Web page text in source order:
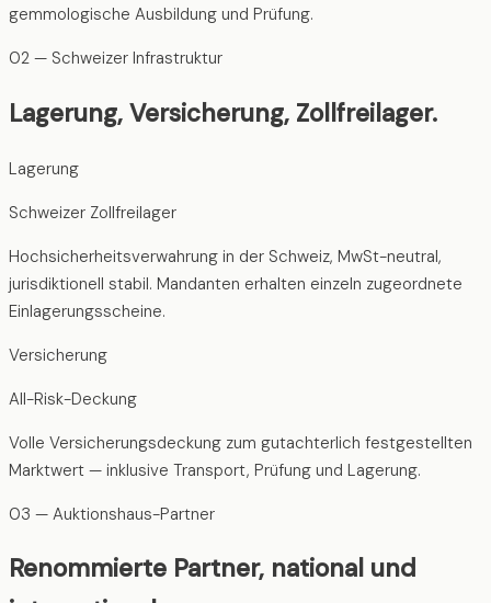
gemmologische Ausbildung und Prüfung.
02 — Schweizer Infrastruktur
Lagerung, Versicherung, Zollfreilager.
Lagerung
Schweizer Zollfreilager
Hochsicherheitsverwahrung in der Schweiz, MwSt-neutral,
jurisdiktionell stabil. Mandanten erhalten einzeln zugeordnete
Einlagerungsscheine.
Versicherung
All-Risk-Deckung
Volle Versicherungsdeckung zum gutachterlich festgestellten
Marktwert — inklusive Transport, Prüfung und Lagerung.
03 — Auktionshaus-Partner
Renommierte Partner, national und